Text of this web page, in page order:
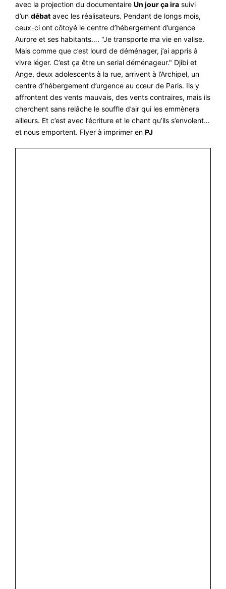
avec la projection du documentaire Un jour ça ira suivi
d’un débat avec les réalisateurs. Pendant de longs mois,
ceux-ci ont côtoyé le centre d’hébergement d’urgence
Aurore et ses habitants…. "Je transporte ma vie en valise.
Mais comme que c’est lourd de déménager, j’ai appris à
vivre léger. C’est ça être un serial déménageur." Djibi et
Ange, deux adolescents à la rue, arrivent à l’Archipel, un
centre d’hébergement d’urgence au cœur de Paris. Ils y
affrontent des vents mauvais, des vents contraires, mais ils
cherchent sans relâche le souffle d’air qui les emmènera
ailleurs. Et c’est avec l’écriture et le chant qu’ils s’envolent…
et nous emportent. Flyer à imprimer en PJ